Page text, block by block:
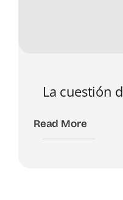
La cuestión
Read More